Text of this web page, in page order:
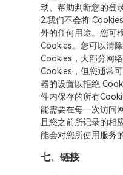
动、帮助判断您的登
2.我们不会将
外的任何用途。您可
Cookies。您可以清
Cookies，大部分网
Cookies，但您通常
器的设置以拒绝
件内保存的所有
能需要在每一次访问
且您之前所记录的相
能会对您所使用服务
七、链接